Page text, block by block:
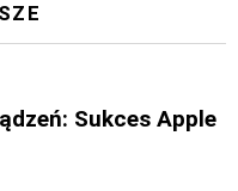
Sukces Apple